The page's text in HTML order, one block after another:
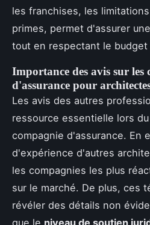
les franchises, les
primes, permet d'assurer
tout en respectant le budget
Importance des avis sur les
d'assurance pour
Les avis des autres
ressource essentielle lors
compagnie d'assurance. En
d'expérience d'autres
les compagnies les plus
sur le marché. De plus, ces
révéler des détails non
que le niveau de soutien